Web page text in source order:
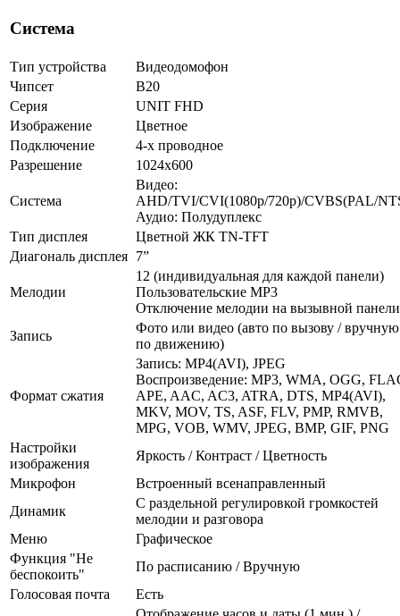
Система
Тип устройства
Видеодомофон
Чипсет
B20
Серия
UNIT FHD
Изображение
Цветное
Подключение
4-х проводное
Разрешение
1024х600
Система
Видео:
AHD/TVI/CVI(1080p/720p)/CVBS(PAL/
Аудио: Полудуплекс
Тип дисплея
Цветной ЖК TN-TFT
Диагональ дисплея 7”
Мелодии
12 (индивидуальная для каждой панели)
Пользовательские MP3
Отключение мелодии на вызывной панели
Запись
Фото или видео (авто по вызову /
по движению)
Формат сжатия
Запись: MP4(AVI), JPEG
Воспроизведение: MP3, WMA, OGG,
APE, AAC, AC3, ATRA, DTS, MP4(AVI),
MKV, MOV, TS, ASF, FLV, PMP, RMVB,
MPG, VOB, WMV, JPEG, BMP, GIF, PNG
Настройки
изображения
Яркость / Контраст / Цветность
Микрофон
Встроенный всенаправленный
Динамик
С раздельной регулировкой громкостей
мелодии и разговора
Меню
Графическое
Функция "Не
беспокоить"
По расписанию / Вручную
Голосовая почта
Есть